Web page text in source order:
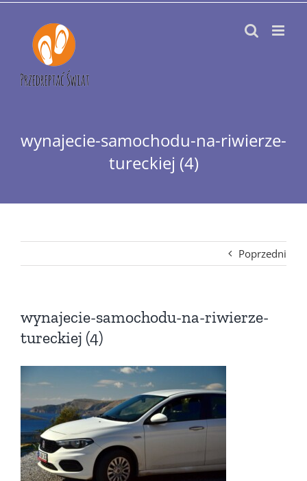
Przejdź
zawartości
wynajecie-samochodu-na-riwierze-
tureckiej (4)
Poprzedni
wynajecie-samochodu-na-riwierze-
tureckiej (4)